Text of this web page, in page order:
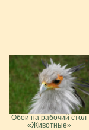
Обои на рабочий стол
«Животные»